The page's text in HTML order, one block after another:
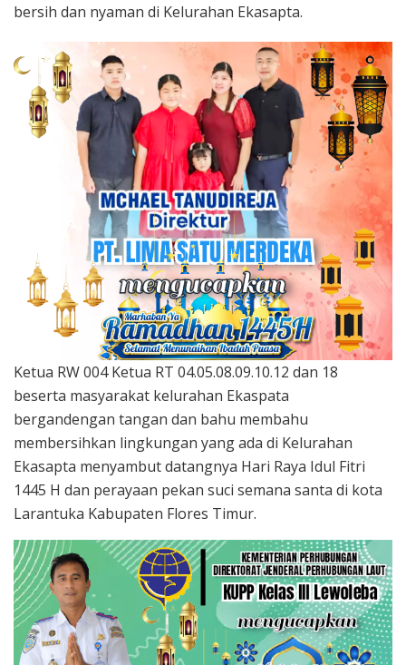
bersih dan nyaman di Kelurahan Ekasapta.
Ketua RW 004 Ketua RT 04.05.08.09.10.12 dan 18
beserta masyarakat kelurahan Ekaspata
bergandengan tangan dan bahu membahu
membersihkan lingkungan yang ada di Kelurahan
Ekasapta menyambut datangnya Hari Raya Idul Fitri
1445 H dan perayaan pekan suci semana santa di kota
Larantuka Kabupaten Flores Timur.